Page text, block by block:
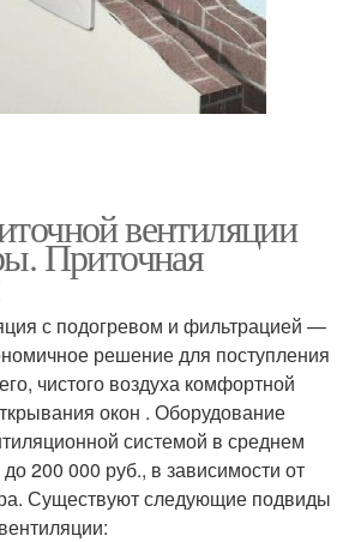
вентиляции
Приточная
с подогревом и фильтрацией —
решение для поступления
чистого воздуха комфортной
окон . Оборудование
системой в среднем
200 000 руб., в зависимости от
Существуют следующие подвиды